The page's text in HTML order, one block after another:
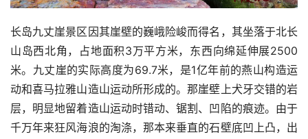
长岛九丈崖景区因其崖壁的巍峨险峻而得名，其坐落于北长
山岛西北角，占地面积3万平方米，东西向绵延伸展2500
米。九丈崖的实际高度为69.7米，是1亿年前的燕山构造运
动和喜马拉雅山造山运动所形成的。那崖壁上犬牙交错的岩
层，明显地留着造山运动时错动、锯割、凹陷的痕迹。由于
千万年来狂风海浪的淘涤，那本来垂直的石壁底凹上凸，出